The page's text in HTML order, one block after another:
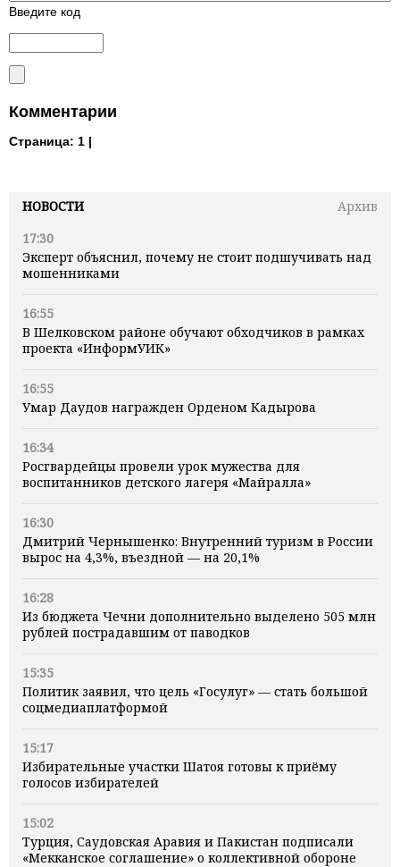
НОВОСТИ
Архив
17:30
Эксперт объяснил, почему не стоит подшучивать над
мошенниками
16:55
В Шелковском районе обучают обходчиков в рамках
проекта «ИнформУИК»
16:55
Умар Даудов награжден Орденом Кадырова
16:34
Росгвардейцы провели урок мужества для
воспитанников детского лагеря «Майралла»
16:30
Дмитрий Чернышенко: Внутренний туризм в России
вырос на 4,3%, въездной — на 20,1%
16:28
Из бюджета Чечни дополнительно выделено 505 млн
рублей пострадавшим от паводков
15:35
Политик заявил, что цель «Госулуг» — стать большой
соцмедиаплатформой
15:17
Избирательные участки Шатоя готовы к приёму
голосов избирателей
15:02
Турция, Саудовская Аравия и Пакистан подписали
«Мекканское соглашение» о коллективной обороне
Введите код
Комментарии
Страница: 1 |